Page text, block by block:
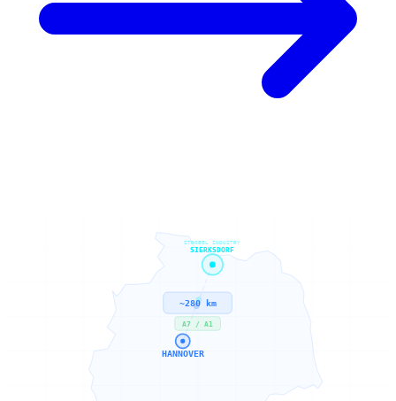
SIERKSDORF
STROBEL INDUSTRY
HANNOVER
~280 km
A7 / A1